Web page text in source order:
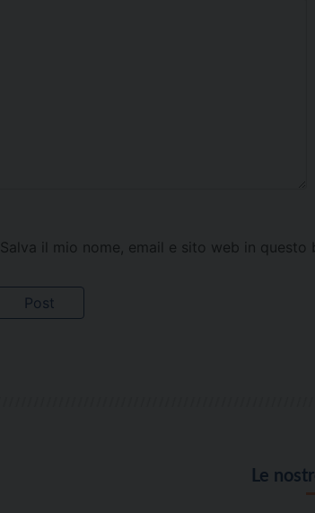
Salva il mio nome, email e sito web in
Le